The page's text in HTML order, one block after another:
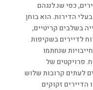
כפי שנ.לנגהם
הדירות. הוא בוחן
בשלבים קריטיים,
לדיירים בשקיפות
שנחתמו
פרויקטים של
לעתים קרובות שלוש
זקוקים